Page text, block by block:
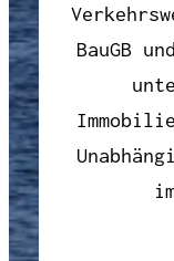
BauGB